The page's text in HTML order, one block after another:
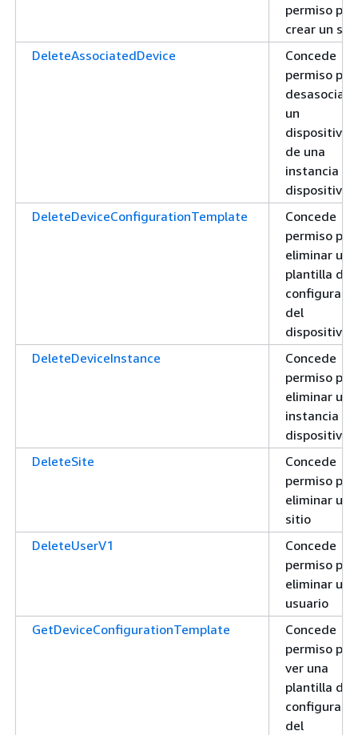
permiso
crear un
DeleteAssociatedDevice
Concede
permiso
desasociar
un
dispositivo
de una
instancia
dispositivo
DeleteDeviceConfigurationTemplate
Concede
permiso
eliminar una
plantilla de
del
dispositivo
DeleteDeviceInstance
Concede
permiso
eliminar una
instancia
dispositivo
DeleteSite
Concede
permiso
eliminar un
sitio
DeleteUserV1
Concede
permiso
eliminar un
usuario
GetDeviceConfigurationTemplate
Concede
permiso
ver una
plantilla de
del